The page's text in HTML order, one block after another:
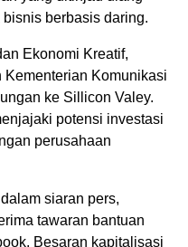
berbasis daring.
Ekonomi Kreatif,
Kementerian Komunikasi
ke Sillicon Valey.
potensi investasi
perusahaan
siaran pers,
tawaran bantuan
Besaran kapitalisasi